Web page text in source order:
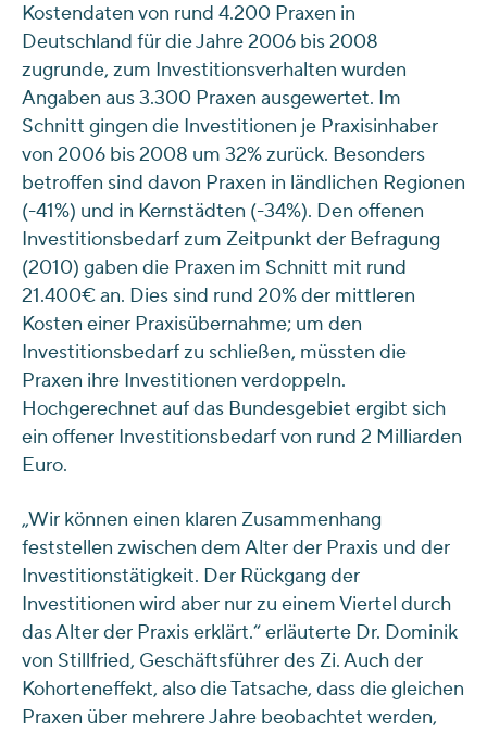
Kostendaten von rund 4.200 Praxen in
Deutschland für die Jahre 2006 bis 2008
zugrunde, zum Investitionsverhalten wurden
Angaben aus 3.300 Praxen ausgewertet. Im
Schnitt gingen die Investitionen je Praxisinhaber
von 2006 bis 2008 um 32% zurück. Besonders
betroffen sind davon Praxen in ländlichen Regionen
(-41%) und in Kernstädten (-34%). Den offenen
Investitionsbedarf zum Zeitpunkt der Befragung
(2010) gaben die Praxen im Schnitt mit rund
21.400€ an. Dies sind rund 20% der mittleren
Kosten einer Praxisübernahme; um den
Investitionsbedarf zu schließen, müssten die
Praxen ihre Investitionen verdoppeln.
Hochgerechnet auf das Bundesgebiet ergibt sich
ein offener Investitionsbedarf von rund 2 Milliarden
Euro.
„Wir können einen klaren Zusammenhang
feststellen zwischen dem Alter der Praxis und der
Investitionstätigkeit. Der Rückgang der
Investitionen wird aber nur zu einem Viertel durch
das Alter der Praxis erklärt.“ erläuterte Dr. Dominik
von Stillfried, Geschäftsführer des Zi. Auch der
Kohorteneffekt, also die Tatsache, dass die gleichen
Praxen über mehrere Jahre beobachtet werden,